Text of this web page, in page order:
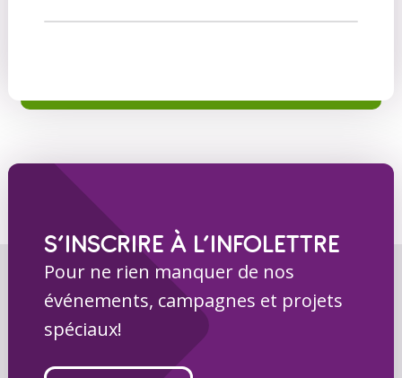
S’INSCRIRE À L’INFOLETTRE
Pour ne rien manquer de nos
événements, campagnes et projets
spéciaux!